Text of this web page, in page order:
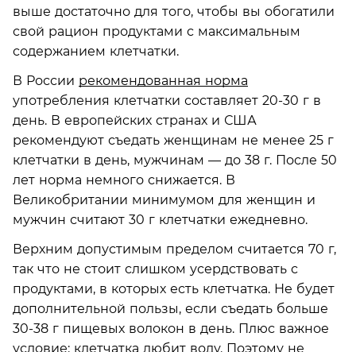
выше достаточно для того, чтобы вы обогатили
свой рацион продуктами с максимальным
содержанием клетчатки.
В России рекомендованная норма
употребления клетчатки составляет 20-30 г в
день. В европейских странах и США
рекомендуют съедать женщинам не менее 25 г
клетчатки в день, мужчинам — до 38 г. После 50
лет норма немного снижается. В
Великобритании минимумом для женщин и
мужчин считают 30 г клетчатки ежедневно.
Верхним допустимым пределом считается 70 г,
так что не стоит слишком усердствовать с
продуктами, в которых есть клетчатка. Не будет
дополнительной пользы, если съедать больше
30-38 г пищевых волокон в день. Плюс важное
условие: клетчатка любит воду. Поэтому не